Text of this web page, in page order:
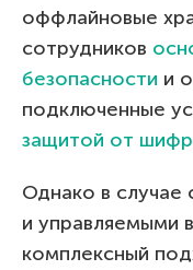
оффлайновые
сотрудников
безопасности и
подключенные
защитой от
Однако в
и управляемыми
комплексный